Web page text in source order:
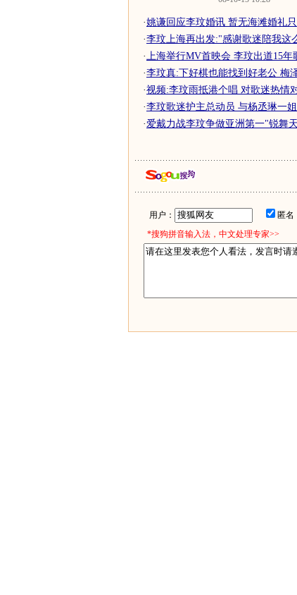
·姚谦回应李玟婚讯 暂无海滩婚礼
·李玟上海再出发:"感谢歌迷陪我这
·上海举行MV首映会 李玟出道15年
·李玟真:下好棋也能找到好老公 梅
·视频:李玟雨抵港个唱 对歌迷热情
·李玟歌迷护主总动员 与杨丞琳一
·爱戴力战李玟争做亚洲第一"锐舞
用户： 匿
*搜狗拼音输入法，中文处理专家>>